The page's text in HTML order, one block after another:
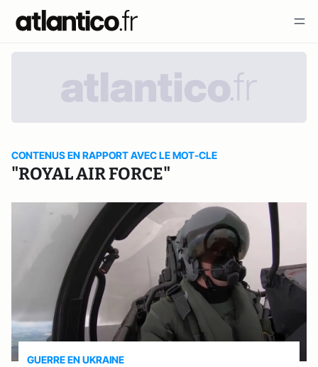
CONTENUS EN RAPPORT AVEC LE MOT-CLE
"ROYAL AIR FORCE"
GUERRE EN UKRAINE